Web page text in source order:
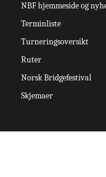
NBF hjemmeside og
Terminliste
Turneringsoversikt
Ruter
Norsk Bridgefestival
Skjemaer